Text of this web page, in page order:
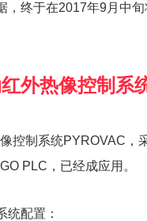
，终于在2017年9月中
外热像控制系
控制系统PYROVAC ，
PLC ，已经成应用。
统配置：